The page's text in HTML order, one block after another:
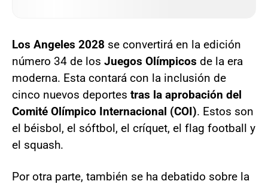
Los Angeles 2028 se convertirá en la edición
número 34 de los Juegos Olímpicos de la era
moderna. Esta contará con la inclusión de
cinco nuevos deportes tras la aprobación del
Comité Olímpico Internacional (COI). Estos son
el béisbol, el sóftbol, el críquet, el flag football y
el squash.
Por otra parte, también se ha debatido sobre la